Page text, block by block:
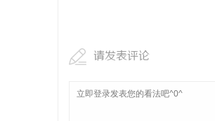
请发表评论